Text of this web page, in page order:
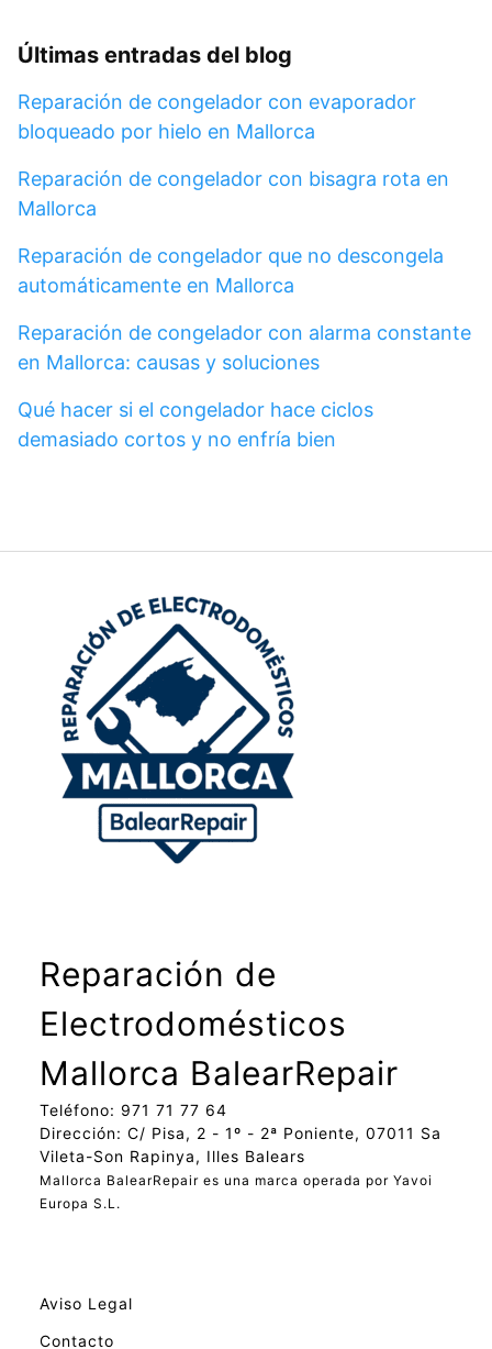
Últimas entradas del blog
Reparación de congelador con evaporador
bloqueado por hielo en Mallorca
Reparación de congelador con bisagra rota en
Mallorca
Reparación de congelador que no descongela
automáticamente en Mallorca
Reparación de congelador con alarma constante
en Mallorca: causas y soluciones
Qué hacer si el congelador hace ciclos
demasiado cortos y no enfría bien
Reparación de
Electrodomésticos
Mallorca BalearRepair
Teléfono: 971 71 77 64
Dirección: C/ Pisa, 2 - 1º - 2ª Poniente, 07011 Sa
Vileta-Son Rapinya, Illes Balears
Mallorca BalearRepair es una marca operada por Yavoi
Europa S.L.
Aviso Legal
Contacto